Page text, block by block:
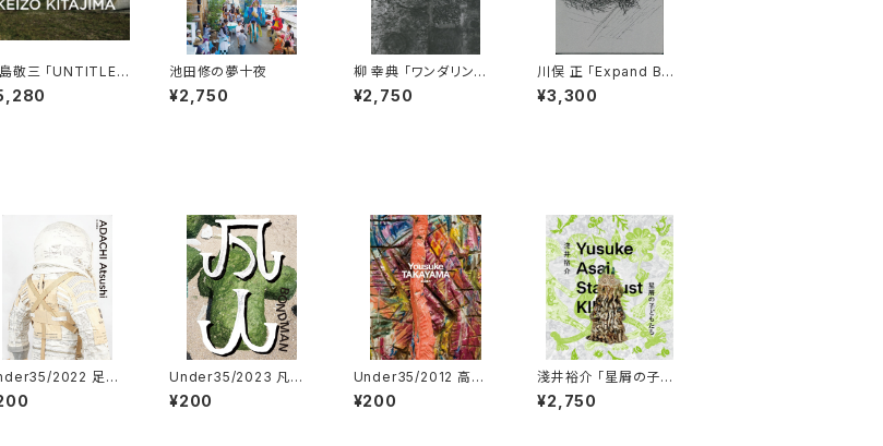
敬三 「UNTITLED
」
池田修の夢十夜
¥2,750
柳 幸典 「ワンダリング・
ポジション」
¥2,750
川俣 正 「Expand Ban
kART」
¥3,300
2022 足立
Under35/2023 凡
人 光岡幸一・根本祐
杜・平山 匠
¥200
Under35/2012 高山
陽介
¥200
淺井裕介 「星屑の子ど
もたち」
¥2,750